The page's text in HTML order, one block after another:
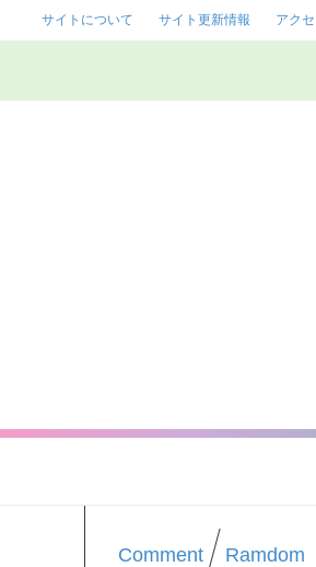
サイトについて サイト更新情報 アク
Comment Ramdom